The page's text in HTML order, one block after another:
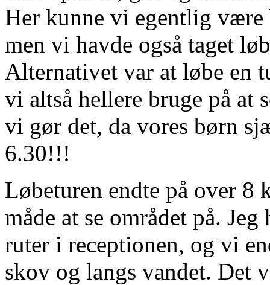
Her kunne vi egentlig være
men vi havde også taget
Alternativet var at løbe en
vi altså hellere bruge på at
vi gør det, da vores børn
6.30!!!
Løbeturen endte på over 8
måde at se området på.
ruter i receptionen, og vi
skov og langs vandet. Det